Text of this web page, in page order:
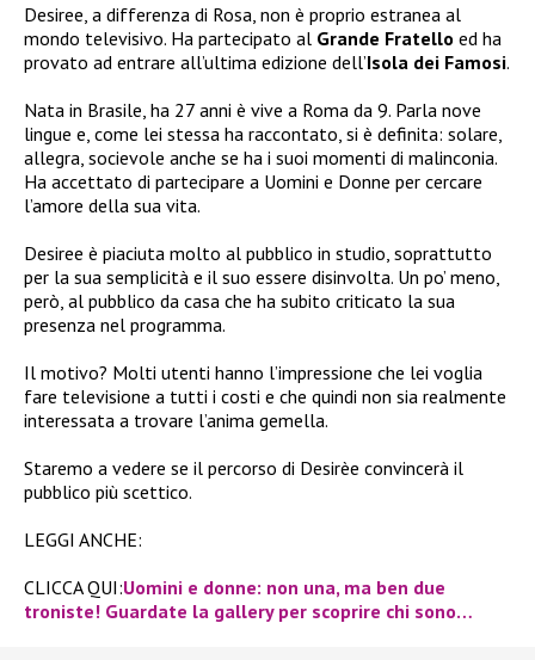
Desiree, a differenza di Rosa, non è proprio estranea al
mondo televisivo. Ha partecipato al Grande Fratello ed ha
provato ad entrare all’ultima edizione dell’Isola dei Famosi.
Nata in Brasile, ha 27 anni è vive a Roma da 9. Parla nove
lingue e, come lei stessa ha raccontato, si è definita: solare,
allegra, socievole anche se ha i suoi momenti di malinconia.
Ha accettato di partecipare a Uomini e Donne per cercare
l’amore della sua vita.
Desiree è piaciuta molto al pubblico in studio, soprattutto
per la sua semplicità e il suo essere disinvolta. Un po’ meno,
però, al pubblico da casa che ha subito criticato la sua
presenza nel programma.
Il motivo? Molti utenti hanno l’impressione che lei voglia
fare televisione a tutti i costi e che quindi non sia realmente
interessata a trovare l’anima gemella.
Staremo a vedere se il percorso di Desirèe convincerà il
pubblico più scettico.
LEGGI ANCHE:
CLICCA QUI:Uomini e donne: non una, ma ben due
troniste! Guardate la gallery per scoprire chi sono…